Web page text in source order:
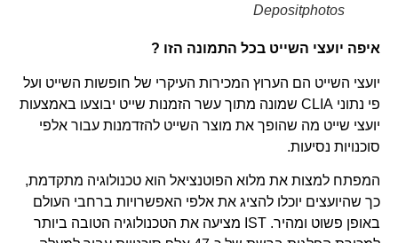
Depositphotos
איפה יועצי השייט בכל התמונה הזו ?
יועצי השייט הם הערוץ המכירות העיקרי של חופשות השייט ועל
פי נתוני CLIA שמונה מתוך עשר הזמנות שייט יבוצעו באמצעות
יועצי שייט מה שהופך את מוצר השייט להזדמנות עבור אלפי
סוכנויות נסיעות.
המפתח למצות את מלוא הפוטנציאל הוא טכנולוגיה מתקדמת,
כך שהיועצים יוכלו להציג את אלפי האפשרויות ברחבי העולם
באופן פשוט ומהיר. IST מציעה את הטכנולוגיה הטובה ביותר